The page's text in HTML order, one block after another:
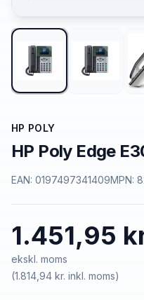
HP POLY
HP Poly Edge
EAN: 0197497341409MPN:
1.451,95
ekskl. moms
(1.814,94 kr. inkl. moms)